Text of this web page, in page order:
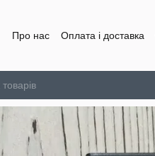
Про нас Оплата і доставка